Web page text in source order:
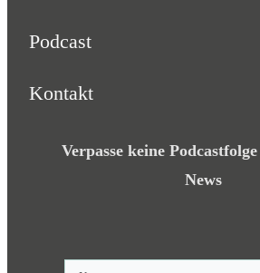
Podcast
Kontakt
Verpasse keine
News